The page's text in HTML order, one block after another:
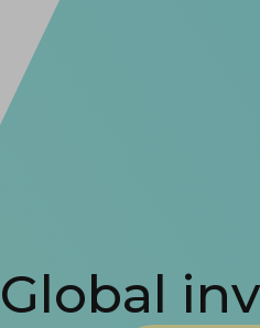
Global